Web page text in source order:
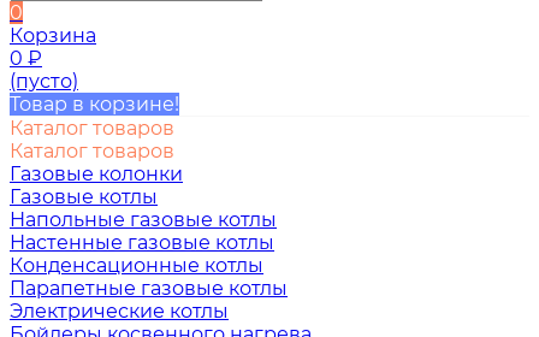
0
Корзина
0 ₽
(пусто)
Товар в корзине!
Каталог товаров
Каталог товаров
Газовые колонки
Газовые котлы
Напольные газовые котлы
Настенные газовые котлы
Конденсационные котлы
Парапетные газовые котлы
Электрические котлы